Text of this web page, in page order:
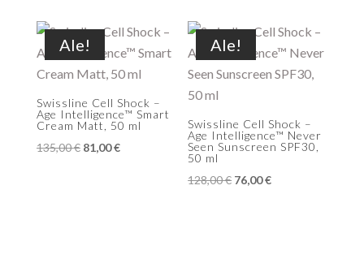
207,00 €.124,00 €.
238,00 €.142,00 €.
Ale!
Swissline Cell Shock –
Age Intelligence™ Smart
Cream Matt, 50 ml
135,00€ Alkuperäinen
81,00€Nykyinen
Ale!
Swissline Cell Shock –
Age Intelligence™ Never
Seen Sunscreen SPF30,
50 ml
128,00€ Alkuperäinen
76,00€Nykyinen